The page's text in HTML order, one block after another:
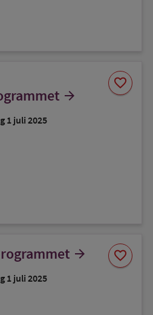
arrow_forward
1 juli 2025
favorite
Spara
som
arrow_forward
1 juli 2025
favorite
Spara
som